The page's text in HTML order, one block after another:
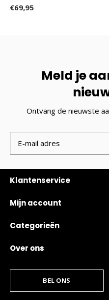
€69,95
Meld je
Ontvang de nieuwste
Klantenservice
Mijn account
Categorieën
Over ons
BEL ONS